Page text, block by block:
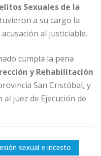
Sexuales de la
a su cargo la
al justiciable.
cumpla la pena
y Rehabilitación
San Cristóbal, y
juez de Ejecución de
sexual e incesto